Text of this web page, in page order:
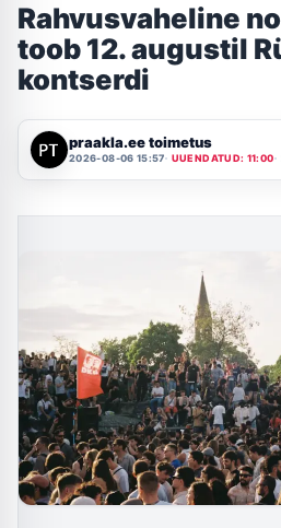
Rahvusvaheline
toob 12. augustil
kontserdi
praakla.ee toimetus
2026-08-06 15:57 UUENDATUD: 11:00